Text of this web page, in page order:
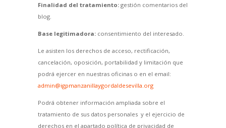
Finalidad del tratamiento:gestión comentarios del
blog.
Base legitimadora:consentimiento del interesado.
Le asisten los derechos de acceso, rectificación,
cancelación, oposición, portabilidad y limitación que
podrá ejercer en nuestras oficinas o en el email:
admin@igpmanzanillaygordaldesevilla.org
Podrá obtener información ampliada sobre el
tratamiento de sus datos personales y el ejercicio de
derechos en el apartado política de privacidad de